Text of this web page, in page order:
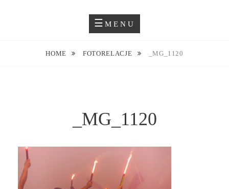
JUSTYNA EWA GROCHOWSKA
MENU
HOME FOTORELACJE _MG_1120
_MG_1120